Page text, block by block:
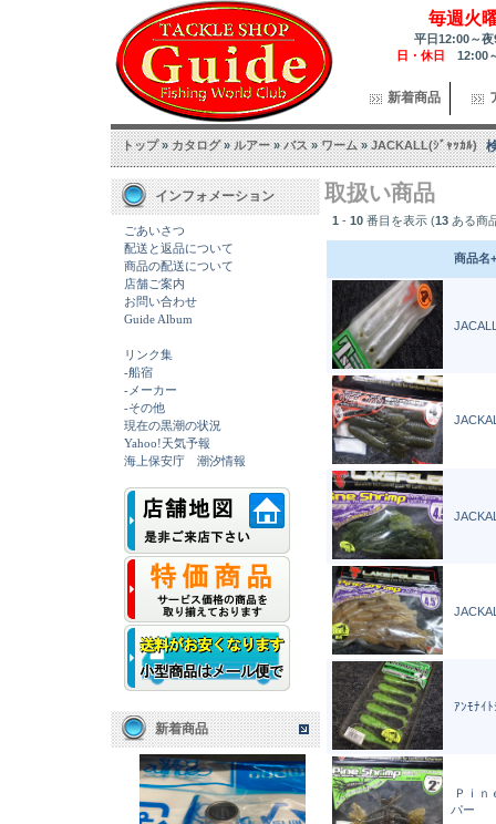
毎週火
平日12:00～
日・休日 12:00
新着商品
トップ»カタログ»ルアー»バス»ワーム»JACKALL(ｼﾞｬｯｶﾙ)
インフォメーション
ごあいさつ
配送と返品について
商品の配送について
店舗ご案内
お問い合わせ
Guide Album
リンク集
-船宿
-メーカー
-その他
現在の黒潮の状況
Yahoo!天気予報
海上保安庁 潮汐情報
新着商品
取扱い商品
1 - 10 番目を表示 (13 ある商
商品名+
ｱﾝﾓﾅｲ
Ｐｉ
パー